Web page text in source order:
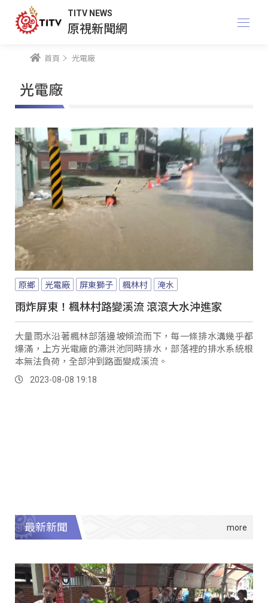
TITV NEWS
原視新聞網
首頁 光電廠
光電廠
原鄉 光電廠 屏東獅子 楓林村 淹水
雨炸屏東！楓林村路變溪流 滾滾大水沖進家
大量雨水沿著楓林部落邊坡傾流而下，每一條排水溝幾乎都
爆滿，上方光電廠的滯洪池同時排水，部落裡的排水系統根
本無法負荷，全部沖到路面變成溪流。
2023-08-08 19:18
最新新聞